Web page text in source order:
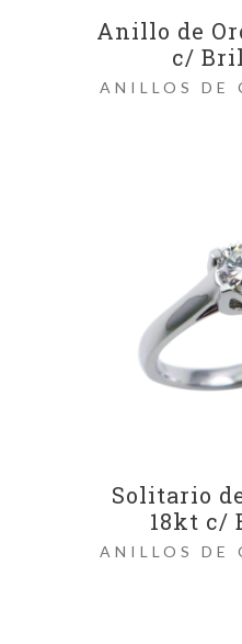
Anillo de
c/
ANILLOS DE
Solitario
18kt c/
ANILLOS DE